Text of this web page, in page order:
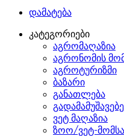
დამატება
კატეგორიები
აგრომაღაზია
აგრონომის
აგროტურიზმი
ბაზარი
განათლება
ვეტ მაღაზია
ზოო/ვეტ-